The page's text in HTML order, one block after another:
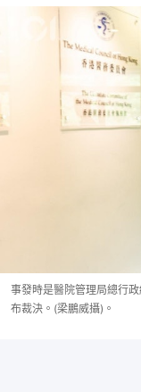
事發時是醫院管理局總行
布裁決。(梁鵬威攝)。